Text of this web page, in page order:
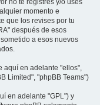
no te registres y/o uses
momento e
que los revises por tu
después de esos
a esos nuevos
aquí en adelante "ellos",
Limited", "phpBB Teams")
en adelante "GPL") y